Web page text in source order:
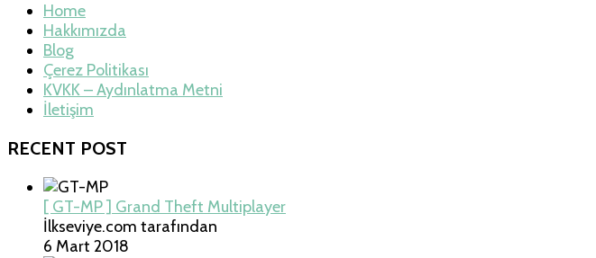
Home
Hakkımızda
Blog
Çerez Politikası
KVKK – Aydınlatma Metni
İletişim
RECENT POST
[ GT-MP ] Grand Theft Multiplayer
İlkseviye.com tarafından
6 Mart 2018